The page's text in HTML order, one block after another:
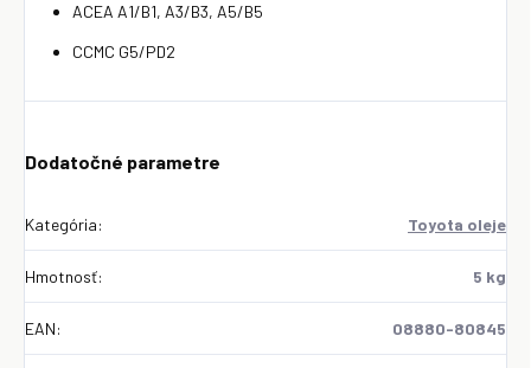
ACEA A1/B1, A3/B3, A5/B5
CCMC G5/PD2
Dodatočné parametre
Kategória: Toyota oleje
Hmotnosť: 5 kg
EAN: 08880-80845